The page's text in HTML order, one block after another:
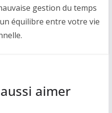
gestion du temps
équilibre entre votre vie
aimer